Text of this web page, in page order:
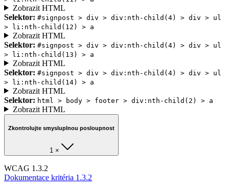
Zobrazit HTML
Selektor: #signpost > div > div:nth-child(4) > div > ul
> li:nth-child(12) > a
Zobrazit HTML
Selektor: #signpost > div > div:nth-child(4) > div > ul
> li:nth-child(13) > a
Zobrazit HTML
Selektor: #signpost > div > div:nth-child(4) > div > ul
> li:nth-child(14) > a
Zobrazit HTML
Selektor: html > body > footer > div:nth-child(2) > a
Zobrazit HTML
Zkontrolujte smysluplnou posloupnost
1 ×
WCAG 1.3.2
Dokumentace kritéria 1.3.2